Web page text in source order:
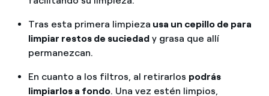
Tras esta primera limpieza usa un cepillo de para
limpiar restos de suciedady grasa que allí
permanezcan.
En cuanto a los filtros, al retirarlos podrás
limpiarlos a fondo. Una vez estén limpios,